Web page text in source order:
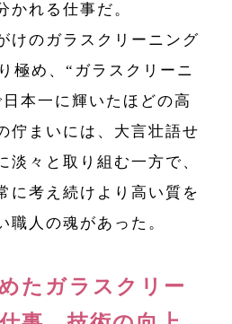
かれる仕事だ。
けのガラスクリーニング
極め、“ガラスクリーニ
本一に輝いたほどの高
佇まいには、大言壮語せ
淡々と取り組む一方で、
に考え続けより高い質を
職人の魂があった。
たガラスクリー